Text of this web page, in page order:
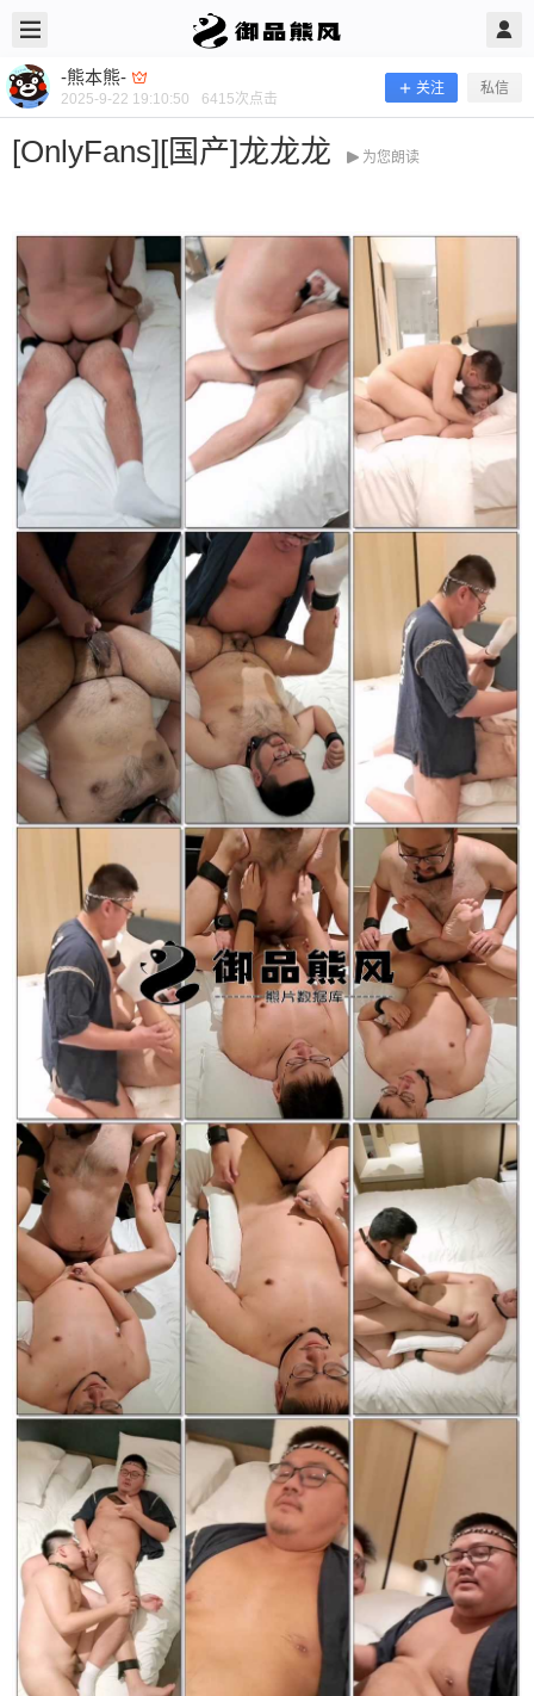
-熊本熊-
2025-9-22 19:10:50 6415次点击
关注 私信
[OnlyFans][国产]龙龙龙 为您朗读
-熊本熊- @ 御品熊风 2025/9/22
[OnlyFans][国产]龙龙龙
当前隐藏内容需要支付600熊币 已有62人支付 登录
立刻注册 0 收藏
扫描二维码继续阅读